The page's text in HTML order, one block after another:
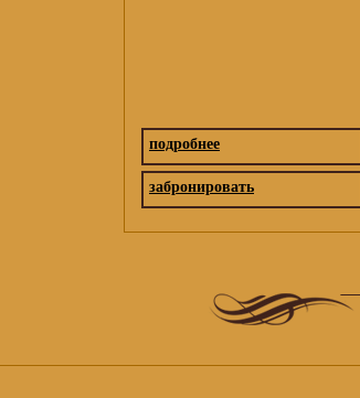
подробнее
забронировать